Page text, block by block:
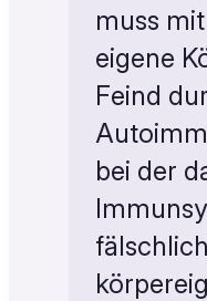
muss
eigene
Feind
bei der